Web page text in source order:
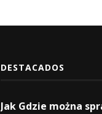
DESTACADOS
Jak Gdzie można